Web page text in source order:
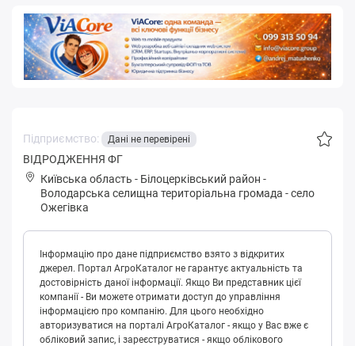
Підприємство: Дані не перевірені
ВІДРОДЖЕННЯ ФГ
Київська область - Білоцерківський район -
Вoлoдapськa селищна територіальна громада -село
Ожегівка
Інформацію про дане підприємство взято з відкритих
джерел. Портал АгроКаталог не гарантує актуальність та
достовірність даної інформації. Якщо Ви представник цієї
компанії - Ви можете отримати доступ до управління
інформацією про компанію. Для цього необхідно
авторизуватися на порталі АгроКаталог - якщо у Вас вже є
обліковий запис, і зареєструватися - якщо облікового